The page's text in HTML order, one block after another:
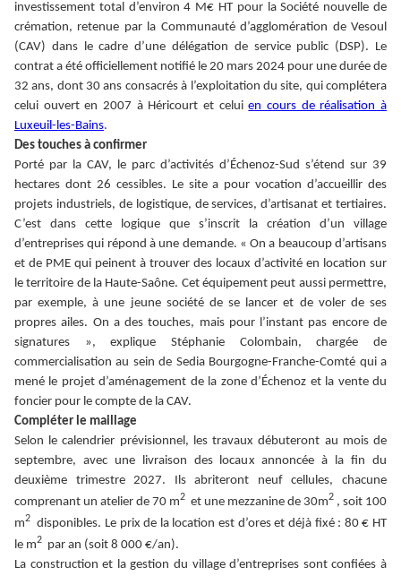
investissement total d’environ 4 M€ HT pour la Société nouvelle de
crémation, retenue par la Communauté d’agglomération de Vesoul
(CAV) dans le cadre d’une délégation de service public (DSP). Le
contrat a été officiellement notifié le 20 mars 2024 pour une durée de
32 ans, dont 30 ans consacrés à l’exploitation du site, qui complétera
celui ouvert en 2007 à Héricourt et celuien cours de réalisation à
Luxeuil-les-Bains.
Des touches à confirmer
Porté par la CAV, le parc d’activités d’Échenoz-Sud s’étend sur 39
hectares dont 26 cessibles. Le site a pour vocation d’accueillir des
projets industriels, de logistique, de services, d’artisanat et tertiaires.
C’est dans cette logique que s’inscrit la création d’un village
d’entreprises qui répond à une demande. « On a beaucoup d’artisans
et de PME qui peinent à trouver des locaux d’activité en location sur
le territoire de la Haute-Saône. Cet équipement peut aussi permettre,
par exemple, à une jeune société de se lancer et de voler de ses
propres ailes. On a des touches, mais pour l’instant pas encore de
signatures », explique Stéphanie Colombain, chargée de
commercialisation au sein de Sedia Bourgogne-Franche-Comté qui a
mené le projet d’aménagement de la zone d’Échenoz et la vente du
foncier pour le compte de la CAV.
Compléter le maillage
Selon le calendrier prévisionnel, les travaux débuteront au mois de
septembre, avec une livraison des locaux annoncée à la fin du
deuxième trimestre 2027. Ils abriteront neuf cellules, chacune
comprenant un atelier de 70 m2 et une mezzanine de 30m2 , soit 100
m2 disponibles. Le prix de la location est d’ores et déjà fixé : 80 € HT
le m2 par an (soit 8 000 €/an).
La construction et la gestion du village d’entreprises sont confiées à